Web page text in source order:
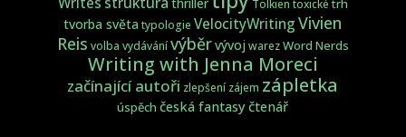
Tolkien toxické trh
tvorba světa typologie VelocityWriting Vivien
Reis volba vydávánívýběrvývoj warezWord Nerds
Writing with Jenna Moreci
začínající autoři zlepšení zájem zápletka
úspěch česká fantasyčtenář